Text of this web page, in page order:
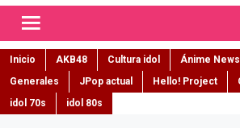
Inicio AKB48 Cultura idol Ánime News
Generales
JPop actual Hello! Project
idol 70s
idol 80s